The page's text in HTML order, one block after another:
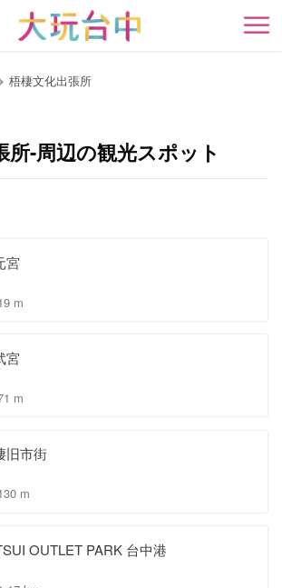
開
梧棲文化出張所
所-周辺の観光スポット
宮
m
宮
m
旧市街
m
OUTLET PARK 台中港